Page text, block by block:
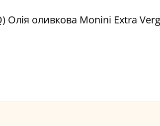
Олія оливкова Monini Extra